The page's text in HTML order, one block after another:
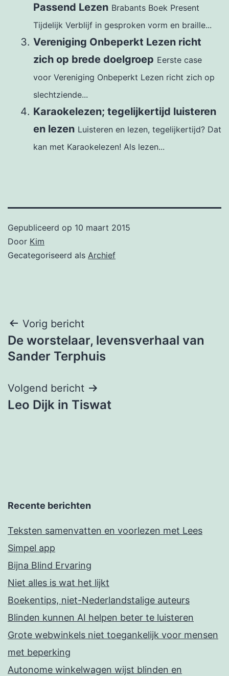
Passend Lezen Brabants Boek Present
Tijdelijk Verblijf in gesproken vorm en braille...
Vereniging Onbeperkt Lezen richt
zich op brede doelgroep Eerste case
voor Vereniging Onbeperkt Lezen richt zich op
slechtziende...
Karaokelezen; tegelijkertijd luisteren
en lezen Luisteren en lezen, tegelijkertijd? Dat
kan met Karaokelezen! Als lezen...
Gepubliceerd op 10 maart 2015
Door Kim
Gecategoriseerd als Archief
Bericht
navigatie
Vorig bericht
De worstelaar, levensverhaal van
Sander Terphuis
Volgend bericht
Leo Dijk in Tiswat
Recente berichten
Teksten samenvatten en voorlezen met Lees
Simpel app
Bijna Blind Ervaring
Niet alles is wat het lijkt
Boekentips, niet-Nederlandstalige auteurs
Blinden kunnen AI helpen beter te luisteren
Grote webwinkels niet toegankelijk voor mensen
met beperking
Autonome winkelwagen wijst blinden en